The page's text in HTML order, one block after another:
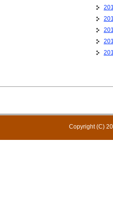
Copyright (C)